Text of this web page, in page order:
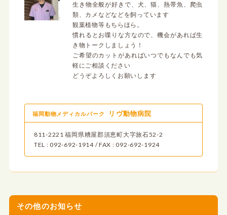
生き物全般が好きで、犬、猫、熱帯魚、爬虫
類、カメなどなどを飼っています
観葉植物等もちらほら。
慣れるとお喋りな方なので、機会があれば生
き物トークしましょう！
ご希望のカットがあればいつでもなんでも気
軽にご相談ください
どうぞよろしくお願いします
福岡動物メディカルパーク リヴ動物病院
811-2221 福岡県糟屋郡須恵町大字旅石52-2
TEL : 092-692-1914 / FAX : 092-692-1924
その他のお知らせ